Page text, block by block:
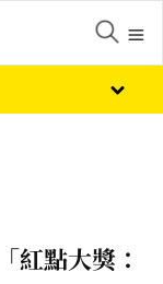
點大獎：